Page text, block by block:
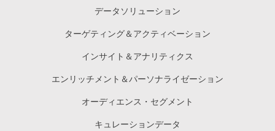
データソリューション
ターゲティング＆アクティベーション
インサイト＆アナリティクス
エンリッチメント＆パーソナライゼーション
オーディエンス・セグメント
キュレーションデータ